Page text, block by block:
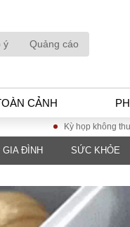
ý Quảng cáo
CẢNH
CẢNH
Kỳ họp không thường lệ
GIA ĐÌNH SỨC KHỎE